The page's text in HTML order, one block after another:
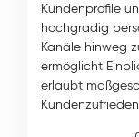
Kundenprofile
hochgradig
Kanäle hinweg
ermöglicht
erlaubt